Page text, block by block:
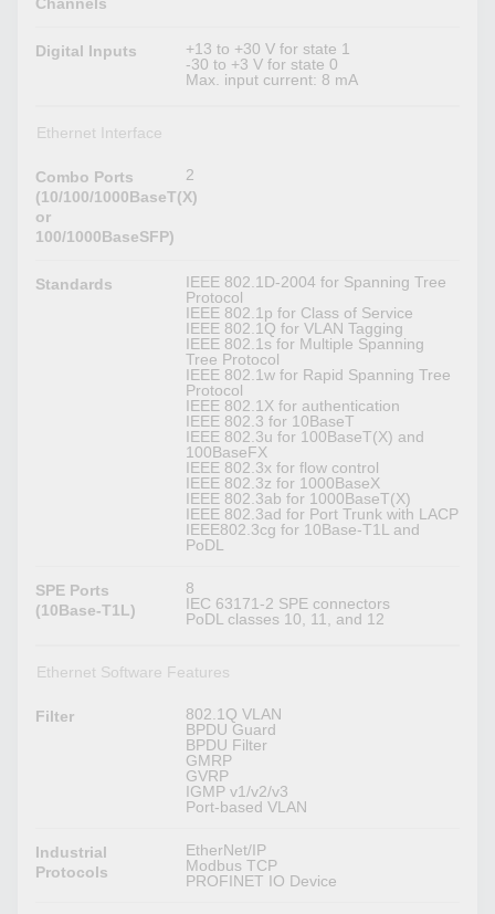
Channels
Digital Inputs
+13 to +30 V for state 1
-30 to +3 V for state 0
Max. input current: 8 mA
Ethernet Interface
Combo Ports
(10/100/1000BaseT(X)
or
100/1000BaseSFP)
2
Standards
IEEE 802.1D-2004 for Spanning Tree
Protocol
IEEE 802.1p for Class of Service
IEEE 802.1Q for VLAN Tagging
IEEE 802.1s for Multiple Spanning
Tree Protocol
IEEE 802.1w for Rapid Spanning Tree
Protocol
IEEE 802.1X for authentication
IEEE 802.3 for 10BaseT
IEEE 802.3u for 100BaseT(X) and
100BaseFX
IEEE 802.3x for flow control
IEEE 802.3z for 1000BaseX
IEEE 802.3ab for 1000BaseT(X)
IEEE 802.3ad for Port Trunk with LACP
IEEE802.3cg for 10Base-T1L and
PoDL
SPE Ports
(10Base-T1L)
8
IEC 63171-2 SPE connectors
PoDL classes 10, 11, and 12
Ethernet Software Features
Filter
802.1Q VLAN
BPDU Guard
BPDU Filter
GMRP
GVRP
IGMP v1/v2/v3
Port-based VLAN
Industrial
Protocols
EtherNet/IP
Modbus TCP
PROFINET IO Device